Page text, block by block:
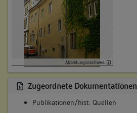
Abbildungsnachweis
Zugeordnete Dokumentationen
Publikationen/hist. Quellen